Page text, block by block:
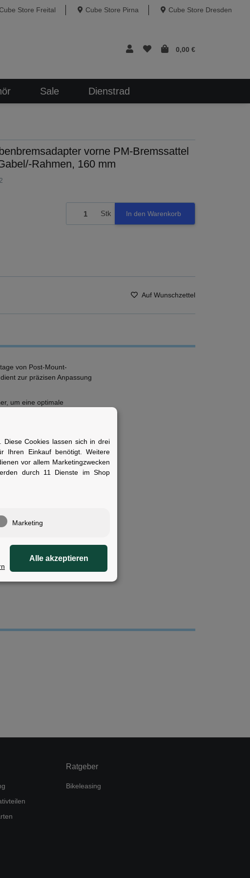
Cube Store Freital Cube Store Pirna Cube Store Dresden
0,00 €
Sale Dienstrad
vorne PM-Bremssattel
Rahmen, 160 mm
Stk In den Warenkorb
Auf Wunschzettel
von Post-Mount-
zur präzisen Anpassung
um eine optimale
Ratgeber
Bikeleasing
Diese Cookies lassen sich in drei
Ihren Einkauf benötigt. Weitere
vor allem Marketingzwecken
durch 11 Dienste im Shop
Marketing
Alle akzeptieren